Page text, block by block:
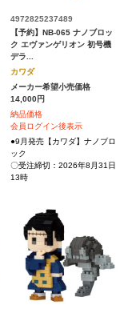
4972825237489
【予約】NB-065 ナノブロッ
ク エヴァンゲリオン 初号機
デラ...
カワダ
メーカー希望小売価格
14,000円
納品価格
会員ログイン後表示
●9月発売【カワダ】ナノブロ
ック
〇受注締切：2026年8月31日
13時